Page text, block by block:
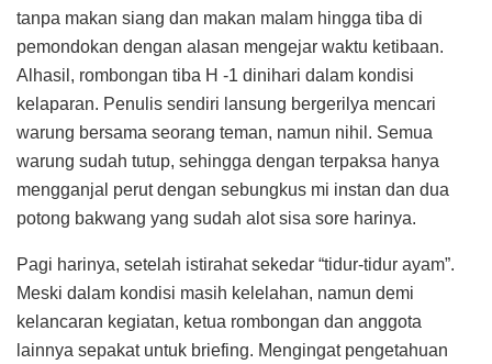
tanpa makan siang dan makan malam hingga tiba di
pemondokan dengan alasan mengejar waktu ketibaan.
Alhasil, rombongan tiba H -1 dinihari dalam kondisi
kelaparan. Penulis sendiri lansung bergerilya mencari
warung bersama seorang teman, namun nihil. Semua
warung sudah tutup, sehingga dengan terpaksa hanya
mengganjal perut dengan sebungkus mi instan dan dua
potong bakwang yang sudah alot sisa sore harinya.
Pagi harinya, setelah istirahat sekedar “tidur-tidur ayam”.
Meski dalam kondisi masih kelelahan, namun demi
kelancaran kegiatan, ketua rombongan dan anggota
lainnya sepakat untuk briefing. Mengingat pengetahuan